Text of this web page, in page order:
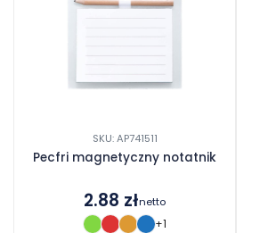
SKU: AP741511
Pecfri magnetyczny notatnik
2.88 złnetto
+1